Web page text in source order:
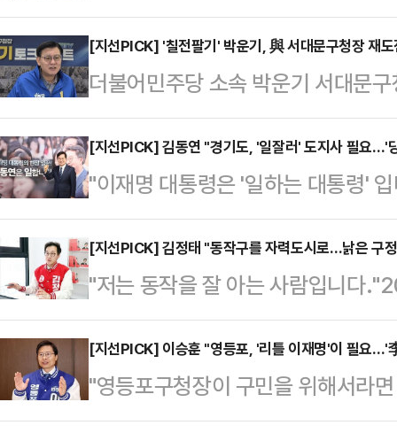
해철 더불어민주당 전 의원은 문재
철(전해철·양정철·이호철)로 꼽힌
당시 '비명(비이재명) 횡사' 논란 속
동을 멈출 수밖에 없었지만, 지역
산갑 깃발을 들어올리기 위해 나섰
공정하게 뽑아야 한다는 것이 전 전
일리안 …
[지선PICK] '칠전팔기' 박운기, 與 서대문구청장 재
더불어민주당 소속 박운기 서대문
가 살아온 서대문 토박이다. 민주
22대 총선에서만 31명을 국회로
대표를 맡고 있다. 재선 서울시의
년엔 김근태계 핵심인 이인영 민주
역·중앙정치의 경험을 아우르고
만나 6·3 지방선거에 임하는 각오
문구청장을 '리틀 윤석…
[지선PICK] 김동연 "경기도, '일잘러' 도지사 필요…'
"이재명 대통령은 '일하는 대통령'
는 '일잘러' 도지사가 필요합니다.
입장에서 어떤 도지사를 원하겠습
전하는 현역 김동연 지사는 27일
김 지사는 더불어민주당 경기도지
을 치른다.최근 김 지사를 향한 당
현재까지 실시된 각종 여론조사에
에 일각에서는…
[지선PICK] 김정태 "동작구를 자력도시로…낡은 구
"저는 동작을 잘 아는 사람입니다
의 인연을 맺게 해준 동작구에서 동
예비후보. 한때는 나경원 국민의힘
작의 행정까지 세심히 챙겼다.오랜
변화와 한계를 몸소 체감해온 그는
[지선PICK] 이승훈 "영등포, '리틀 이재명'이 필요…'
"영등포구청장이 구민을 위해서라
지방선거 서울 영등포구청장 출마